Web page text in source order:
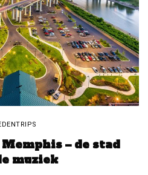
– de stad
muziek